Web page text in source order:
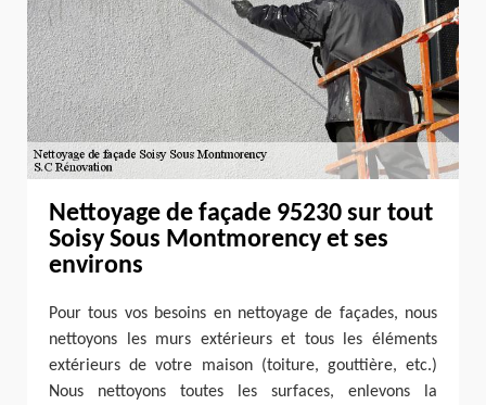
Nettoyage de façade 95230 sur tout
Soisy Sous Montmorency et ses
environs
Pour tous vos besoins en nettoyage de façades, nous
nettoyons les murs extérieurs et tous les éléments
extérieurs de votre maison (toiture, gouttière, etc.)
Nous nettoyons toutes les surfaces, enlevons la